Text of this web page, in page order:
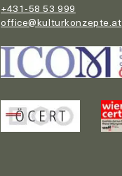
+431-58 53 999
office@kulturkonzepte.at